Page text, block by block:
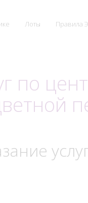
Лоты Правила
по